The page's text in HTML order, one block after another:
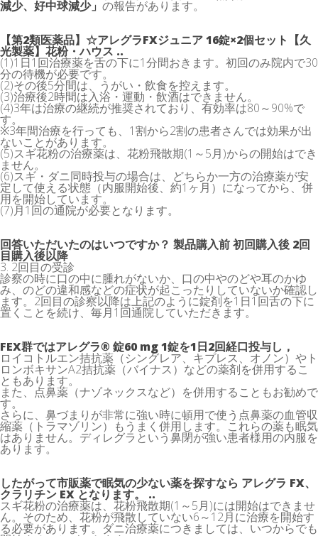
減少、好中球減少」 の報告があります。
【第2類医薬品】☆アレグラFXジュニア 16錠×2個セット【久
光製薬】花粉・ハウス ..
(1)1日1回治療薬を舌の下に1分間おきます。初回のみ院内で30
分の待機が必要です。
(2)その後5分間は、うがい・飲食を控えます。
(3)治療後2時間は入浴・運動・飲酒はできません。
(4)3年は治療の継続が推奨されており、有効率は80～90%で
す。
※3年間治療を行っても、1割から2割の患者さんでは効果が出
ないことがあります。
(5)スギ花粉の治療薬は、花粉飛散期(1～5月)からの開始はでき
ません。
(6)スギ・ダニ同時投与の場合は、どちらか一方の治療薬が安
定して使える状態（内服開始後、約1ヶ月）になってから、併
用を開始しています。
(7)月1回の通院が必要となります。
回答いただいたのはいつですか？ 製品購入前 初回購入後 2回
目購入後以降
3. 2回目の受診
診察の時に口の中に腫れがないか、口の中やのどや耳のかゆ
み、のどの違和感などの症状が起こったりしていないか確認し
ます。2回目の診察以降は上記のように錠剤を1日1回舌の下に
置くことを続け、毎月1回通院していただきます。
FEX群ではアレグラ® 錠60 mg 1錠を1日2回経口投与し，
ロイコトルエン拮抗薬（シングレア、キプレス、オノン）やト
ロンボキサンA2拮抗薬（バイナス）などの薬剤を併用するこ
ともあります。
また、点鼻薬（ナゾネックスなど）を併用することもお勧めで
す。
さらに、鼻づまりが非常に強い時に頓用で使う点鼻薬の血管収
縮薬（トラマゾリン）もうまく併用します。これらの薬も眠気
はありません。ディレグラという鼻閉が強い患者様用の内服を
あります。
したがって市販薬で眠気の少ない薬を探すなら アレグラ FX、
クラリチン EX となります。 ..
スギ花粉の治療薬は、花粉飛散期(1～5月)には開始はできませ
ん。そのため、花粉が飛散していない6～12月に治療を開始す
る必要があります。ダニ治療薬につきましては、いつからでも